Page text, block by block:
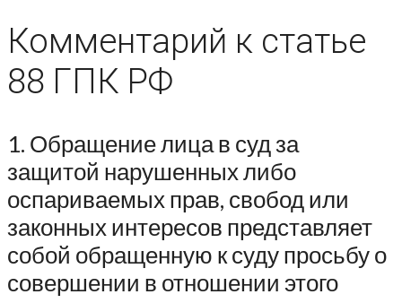
Комментарий к статье
88 ГПК РФ
1. Обращение лица в суд за
защитой нарушенных либо
оспариваемых прав, свобод или
законных интересов представляет
собой обращенную к суду просьбу о
совершении в отношении этого